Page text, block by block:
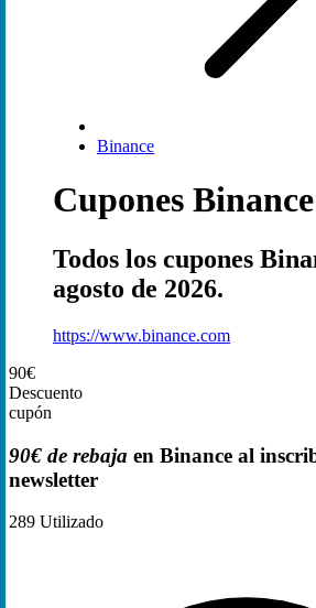
Binance
Cupones Binance
Todos los cupones
agosto de 2026.
https://www.binance.com
90€
Descuento
cupón
90€ de rebaja en Binance al
newsletter
289 Utilizado